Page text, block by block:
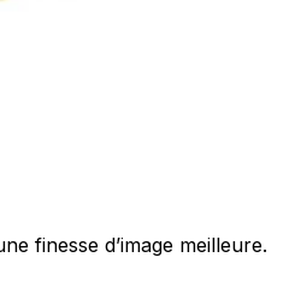
finesse d’image meilleure.